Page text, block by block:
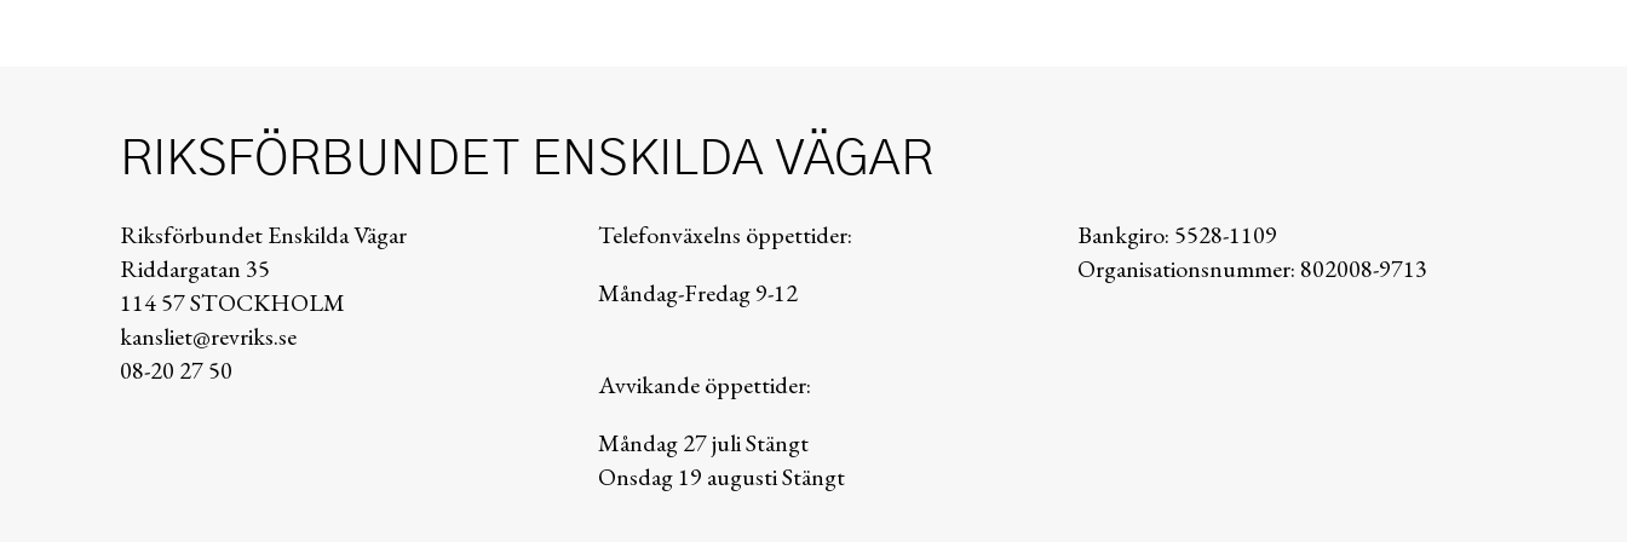
RIKSFÖRBUNDET ENSKILDA VÄGAR
Riksförbundet Enskilda Vägar
Riddargatan 35
114 57 STOCKHOLM
kansliet@revriks.se
08-20 27 50
Telefonväxelns öppettider:
Måndag-Fredag 9-12
Avvikande öppettider:
Måndag 27 juli Stängt
Onsdag 19 augusti Stängt
Bankgiro: 5528-1109
Organisationsnummer: 802008-9713